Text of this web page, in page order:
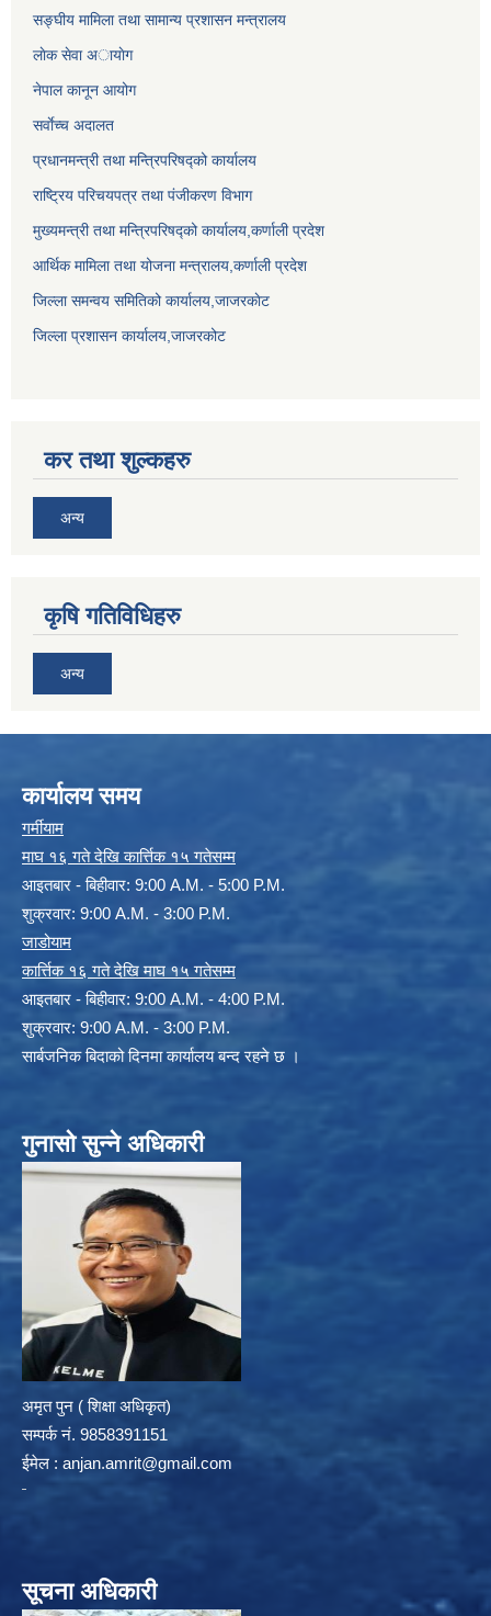
सङ्घीय मामिला तथा सामान्य प्रशासन मन्त्रालय
लाेक सेवा अायाेग
नेपाल कानून आयोग
सर्वाेच्च अदालत
प्रधानमन्त्री तथा मन्त्रिपरिषद्को कार्यालय
राष्ट्रिय परिचयपत्र तथा पंजीकरण विभाग
मुख्यमन्त्री तथा मन्त्रिपरिषद्को कार्यालय,कर्णाली प्रदेश
आर्थिक मामिला तथा योजना मन्त्रालय,कर्णाली प्रदेश
जिल्ला समन्वय समितिको कार्यालय,जाजरकाेट
जिल्ला प्रशासन कार्यालय,जाजरकोट
कर तथा शुल्कहरु
अन्य
कृषि गतिविधिहरु
अन्य
कार्यालय समय
गर्मीयाम
माघ १६ गते देखि कार्त्तिक १५ गतेसम्म
आइतबार - बिहीवार: 9:00 A.M. - 5:00 P.M.
शुक्रवार: 9:00 A.M. - 3:00 P.M.
जाडोयाम
कार्त्तिक १६ गते देखि माघ १५ गतेसम्म
आइतबार - बिहीवार: 9:00 A.M. - 4:00 P.M.
शुक्रवार: 9:00 A.M. - 3:00 P.M.
सार्बजनिक बिदाको दिनमा कार्यालय बन्द रहने छ ।
गुनासो सुन्ने अधिकारी
अमृत पुन ( शिक्षा अधिकृत)
सम्पर्क न‌ं. 9858391151
ईमेल : anjan.amrit@gmail.com
सूचना अधिकारी